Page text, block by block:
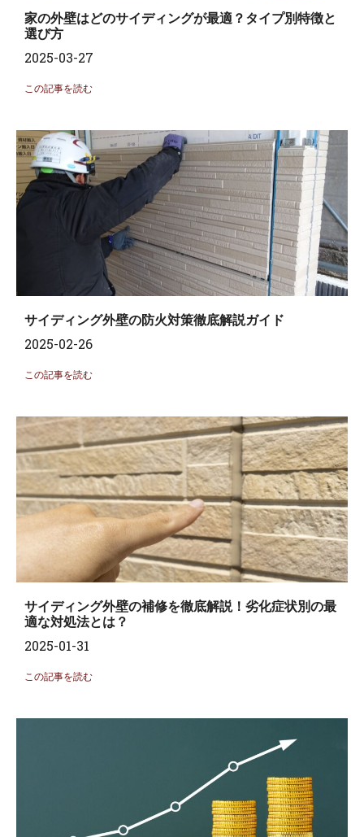
家の外壁はどのサイディングが最適？タイプ別特徴と
選び方
2025-03-27
この記事を読む
サイディング外壁の防火対策徹底解説ガイド
2025-02-26
この記事を読む
サイディング外壁の補修を徹底解説！劣化症状別の最
適な対処法とは？
2025-01-31
この記事を読む